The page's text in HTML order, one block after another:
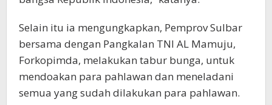
Selain itu ia mengungkapkan, Pemprov Sulbar
bersama dengan Pangkalan TNI AL Mamuju,
Forkopimda, melakukan tabur bunga, untuk
mendoakan para pahlawan dan meneladani
semua yang sudah dilakukan para pahlawan.